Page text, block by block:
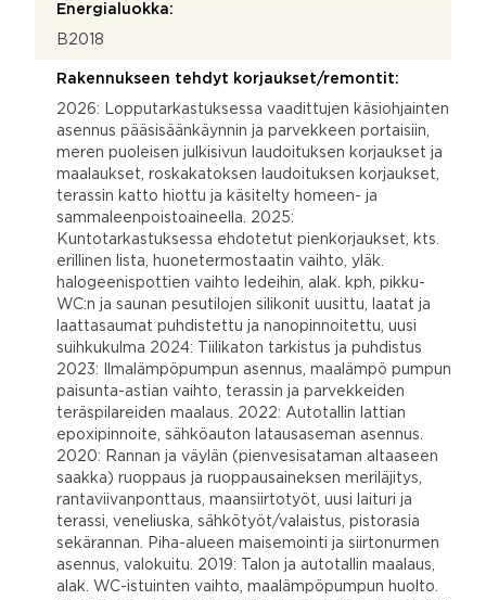
Energialuokka:
B2018
Rakennukseen tehdyt korjaukset/remontit:
2026: Lopputarkastuksessa vaadittujen käsiohjainten
asennus pääsisäänkäynnin ja parvekkeen portaisiin,
meren puoleisen julkisivun laudoituksen korjaukset ja
maalaukset, roskakatoksen laudoituksen korjaukset,
terassin katto hiottu ja käsitelty homeen- ja
sammaleenpoistoaineella. 2025:
Kuntotarkastuksessa ehdotetut pienkorjaukset, kts.
erillinen lista, huonetermostaatin vaihto, yläk.
halogeenispottien vaihto ledeihin, alak. kph, pikku-
WC:n ja saunan pesutilojen silikonit uusittu, laatat ja
laattasaumat puhdistettu ja nanopinnoitettu, uusi
suihkukulma 2024: Tiilikaton tarkistus ja puhdistus
2023: Ilmalämpöpumpun asennus, maalämpö pumpun
paisunta-astian vaihto, terassin ja parvekkeiden
teräspilareiden maalaus. 2022: Autotallin lattian
epoxipinnoite, sähköauton latausaseman asennus.
2020: Rannan ja väylän (pienvesisataman altaaseen
saakka) ruoppaus ja ruoppausaineksen meriläjitys,
rantaviivanponttaus, maansiirtotyöt, uusi laituri ja
terassi, veneliuska, sähkötyöt/valaistus, pistorasia
sekärannan. Piha-alueen maisemointi ja siirtonurmen
asennus, valokuitu. 2019: Talon ja autotallin maalaus,
alak. WC-istuinten vaihto, maalämpöpumpun huolto.